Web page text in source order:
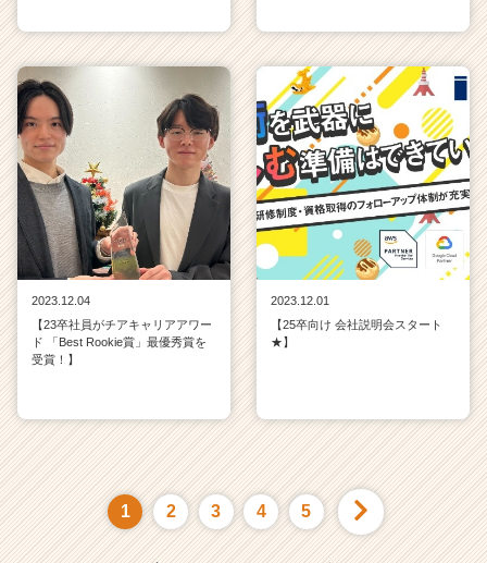
2023.12.04
【23卒社員がチアキャリアアワー
ド 「Best Rookie賞」最優秀賞を
受賞！】
2023.12.01
【25卒向け 会社説明会スタート
★】
1 2 3 4 5